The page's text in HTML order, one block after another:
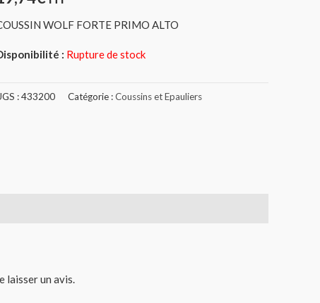
WOLF FORTE PRIMO ALTO
: Rupture de stock
:433200 Catégorie :Coussins et Epauliers
laisser un avis.